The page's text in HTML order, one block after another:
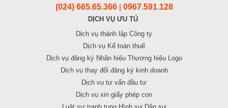
(024) 665.65.366 | 0967.591.128
DỊCH VỤ ƯU TÚ
Dịch vụ thành lập Công ty
Dịch vụ Kế toán thuế
Dịch vụ đăng ký Nhãn hiệu Thương hiệu Logo
Dịch vụ thay đổi đăng ký kinh doanh
Dịch vụ tư vấn đầu tư
Dịch vụ xin giấy phép con